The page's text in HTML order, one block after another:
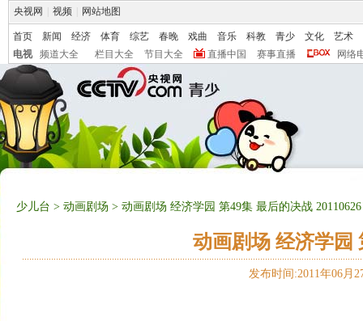
央视网 视频 网站地图
首页 新闻 经济 体育 综艺 春晚 戏曲 音乐 科教 青少 文化
艺术
电视
频道大全 栏目大全 节目大全 直播中国 赛事直播 网络
少儿台 > 动画剧场 > 动画剧场 经济学园 第49集 最后的决战 20110626
动画剧场 经济学园
发布时间:2011年06月